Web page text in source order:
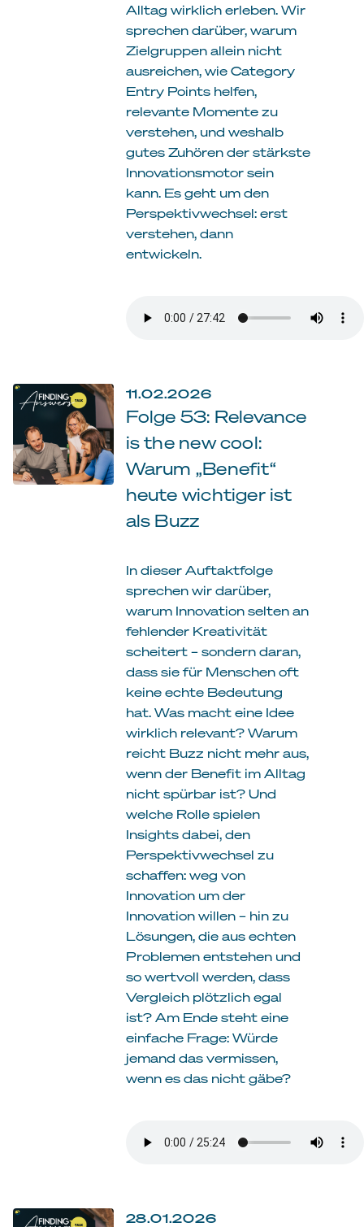
Alltag wirklich erleben. Wir
sprechen darüber, warum
Zielgruppen allein nicht
ausreichen, wie Category
Entry Points helfen,
relevante Momente zu
verstehen, und weshalb
gutes Zuhören der stärkste
Innovationsmotor sein
kann. Es geht um den
Perspektivwechsel: erst
verstehen, dann
entwickeln.
11.02.2026
Folge 53: Relevance
is the new cool:
Warum „Benefit“
heute wichtiger ist
als Buzz
In dieser Auftaktfolge
sprechen wir darüber,
warum Innovation selten an
fehlender Kreativität
scheitert – sondern daran,
dass sie für Menschen oft
keine echte Bedeutung
hat. Was macht eine Idee
wirklich relevant? Warum
reicht Buzz nicht mehr aus,
wenn der Benefit im Alltag
nicht spürbar ist? Und
welche Rolle spielen
Insights dabei, den
Perspektivwechsel zu
schaffen: weg von
Innovation um der
Innovation willen – hin zu
Lösungen, die aus echten
Problemen entstehen und
so wertvoll werden, dass
Vergleich plötzlich egal
ist? Am Ende steht eine
einfache Frage: Würde
jemand das vermissen,
wenn es das nicht gäbe?
28.01.2026